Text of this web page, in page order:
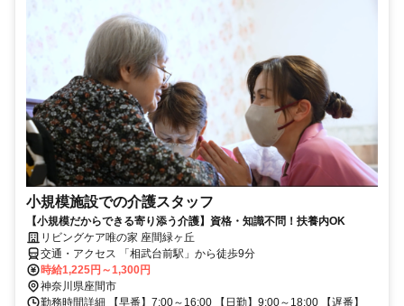
小規模施設での介護スタッフ
【小規模だからできる寄り添う介護】資格・知識不問！扶養内OK
リビングケア唯の家 座間緑ヶ丘
交通・アクセス 「相武台前駅」から徒歩9分
時給1,225円～1,300円
神奈川県座間市
勤務時間詳細 【早番】7:00～16:00 【日勤】9:00～18:00 【遅番】